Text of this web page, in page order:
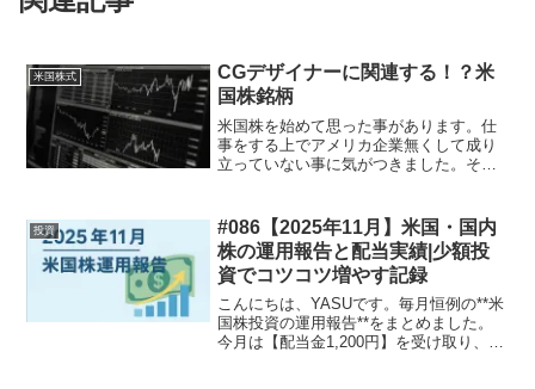
米国株式
CGデザイナーに関連する！？米
国株銘柄
米国株を始めて思った事があります。仕
事をする上でアメリカ企業無くして成り
立っていない事に気がつきました。そこ
点での米国企業(銘柄)-ハード系-Apple
【AAPL...
投資
#086【2025年11月】米国・国内
株の運用報告と配当実績|少額投
資でコツコツ増やす記録
こんにちは、YASUです。毎月恒例の**米
国株投資の運用報告**をまとめました。
今月は【配当金1,200円】を受け取り、少